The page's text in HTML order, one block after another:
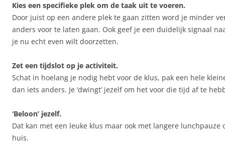
Kies een specifieke plek om de taak uit te voeren.
Door juist op een andere plek te gaan zitten word je minder
anders voor te laten gaan. Ook geef je een duidelijk signaal
je nu echt even wilt doorzetten.
Zet een tijdslot op je activiteit.
Schat in hoelang je nodig hebt voor de klus, pak een hele
dan iets anders. Je ‘dwingt’ jezelf om het voor die tijd af te
‘Beloon’ jezelf.
Dat kan met een leuke klus maar ook met langere lunchpauze
huis.